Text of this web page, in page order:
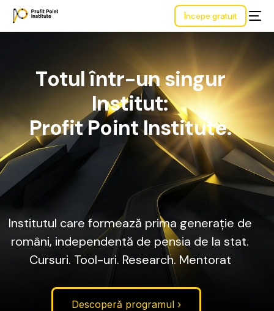
Începe gratuit
Totulîntr-unsingur
Institut:
ProfitPointInstitute.
Institutul care formează prima generație de
români, independentă de pensia de la stat.
Cursuri. Tool-uri. Research. Mentorat
Descoperă programul ›